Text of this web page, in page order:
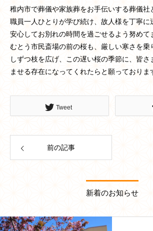
稚内市で葬儀や家族葬をお手伝いする葬儀社
職員一人ひとりが学び続け、故人様を丁寧に
安心してお別れの時間を過ごせるよう努めて
むとう市民斎場の前の桜も、厳しい寒さを乗
しずつ枝を広げ、この遅い桜の季節に、皆さ
ませる存在になってくれたらと願っておりま
Tweet
前の記事
新着のお知らせ